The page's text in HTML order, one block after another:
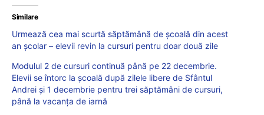
Similare
Urmează cea mai scurtă săptămână de școală din acest
an școlar – elevii revin la cursuri pentru doar două zile
Modulul 2 de cursuri continuă până pe 22 decembrie.
Elevii se întorc la școală după zilele libere de Sfântul
Andrei și 1 decembrie pentru trei săptămâni de cursuri,
până la vacanța de iarnă